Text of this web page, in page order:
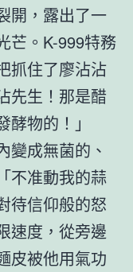
開，露出了一
芒。K-999特務
抓住了廖沾沾
先生！那是醋
物的！」
變成無菌的、
不准動我的蒜
待信仰般的怒
速度，從旁邊
皮被他用氣功